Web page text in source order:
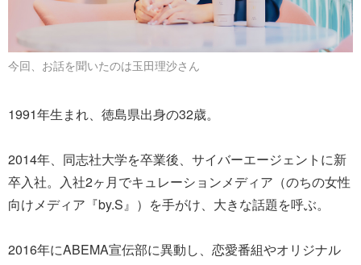
今回、お話を聞いたのは玉田理沙さん
1991年生まれ、徳島県出身の32歳。
2014年、同志社大学を卒業後、サイバーエージェントに新
卒入社。入社2ヶ月でキュレーションメディア（のちの女性
向けメディア『by.S』）を手がけ、大きな話題を呼ぶ。
2016年にABEMA宣伝部に異動し、恋愛番組やオリジナル